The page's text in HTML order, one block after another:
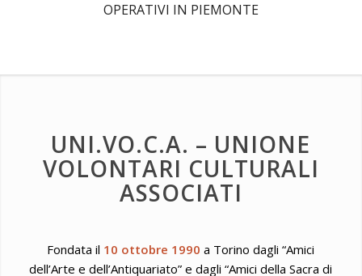
OPERATIVI IN PIEMONTE
UNI.VO.C.A. – UNIONE
VOLONTARI CULTURALI
ASSOCIATI
Fondata il 10 ottobre 1990 a Torino dagli “Amici
dell’Arte e dell’Antiquariato” e dagli “Amici della Sacra di